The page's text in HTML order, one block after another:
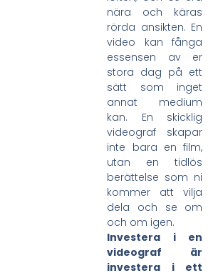
nära och käras
rörda ansikten. En
video kan fånga
essensen av er
stora dag på ett
sätt som inget
annat medium
kan. En skicklig
videograf skapar
inte bara en film,
utan en tidlös
berättelse som ni
kommer att vilja
dela och se om
och om igen.
Investera i en
videograf är
investera i ett